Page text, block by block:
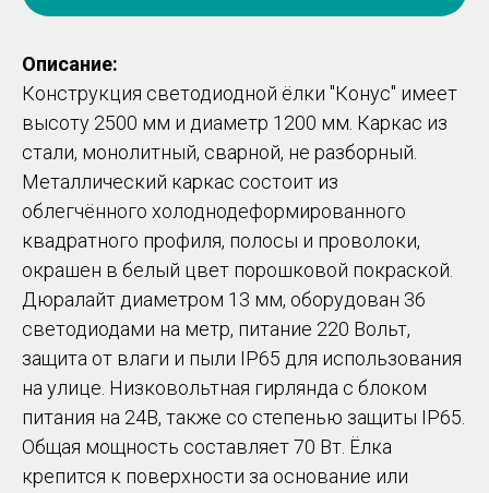
Описание:
Конструкция светодиодной ёлки "Конус" имеет
высоту 2500 мм и диаметр 1200 мм. Каркас из
стали, монолитный, сварной, не разборный.
Металлический каркас состоит из
облегчённого холоднодеформированного
квадратного профиля, полосы и проволоки,
окрашен в белый цвет порошковой покраской.
Дюралайт диаметром 13 мм, оборудован 36
светодиодами на метр, питание 220 Вольт,
защита от влаги и пыли IP65 для использования
на улице. Низковольтная гирлянда с блоком
питания на 24В, также со степенью защиты IP65.
Общая мощность составляет 70 Вт. Ёлка
крепится к поверхности за основание или